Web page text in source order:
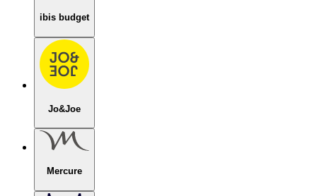
ibis budget
Jo&Joe
Mercure